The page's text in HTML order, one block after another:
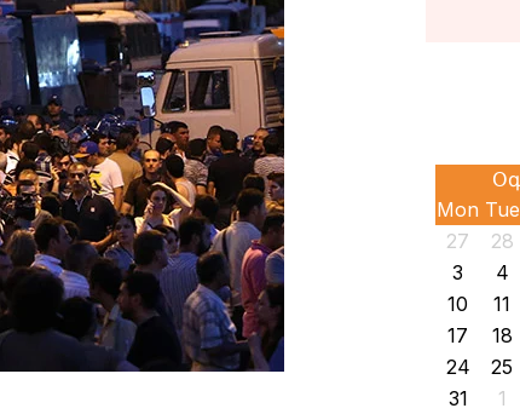
Mon Tue
27
28
3
4
10
11
17
18
24
25
31
1